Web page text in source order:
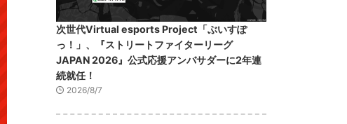
次世代Virtual esports Project「ぶいすぽ
っ！」、『ストリートファイターリーグ
JAPAN 2026』公式応援アンバサダーに2年連
続就任！
2026/8/7